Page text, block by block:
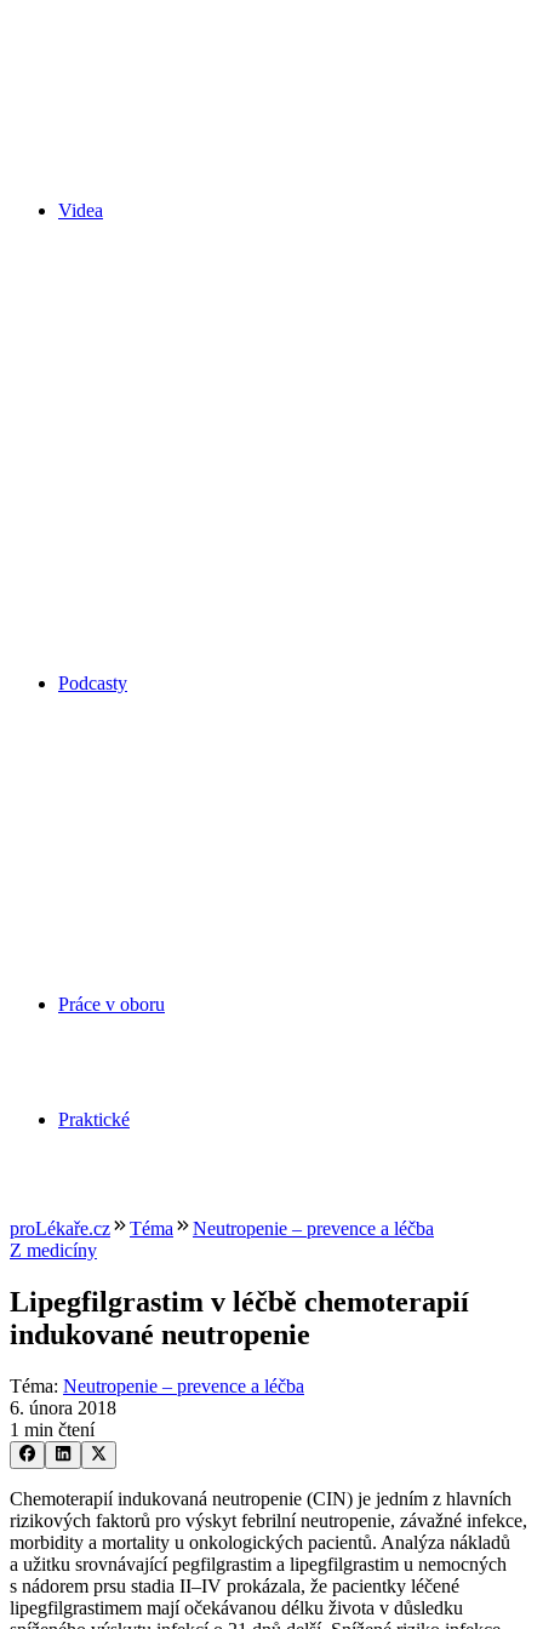
Videa
Podcasty
Práce v oboru
Praktické
proLékaře.cz Téma
Neutropenie – prevence a léčba
Z medicíny
Lipegfilgrastim v léčbě chemoterapií
indukované neutropenie
Téma: Neutropenie – prevence a léčba
6. února 2018
1 min čtení
Chemoterapií indukovaná neutropenie (CIN) je jedním z hlavních
rizikových faktorů pro výskyt febrilní neutropenie, závažné infekce,
morbidity a mortality u onkologických pacientů. Analýza nákladů
a užitku srovnávající pegfilgrastim a lipegfilgrastim u nemocných
s nádorem prsu stadia II–IV prokázala, že pacientky léčené
lipegfilgrastimem mají očekávanou délku života v důsledku